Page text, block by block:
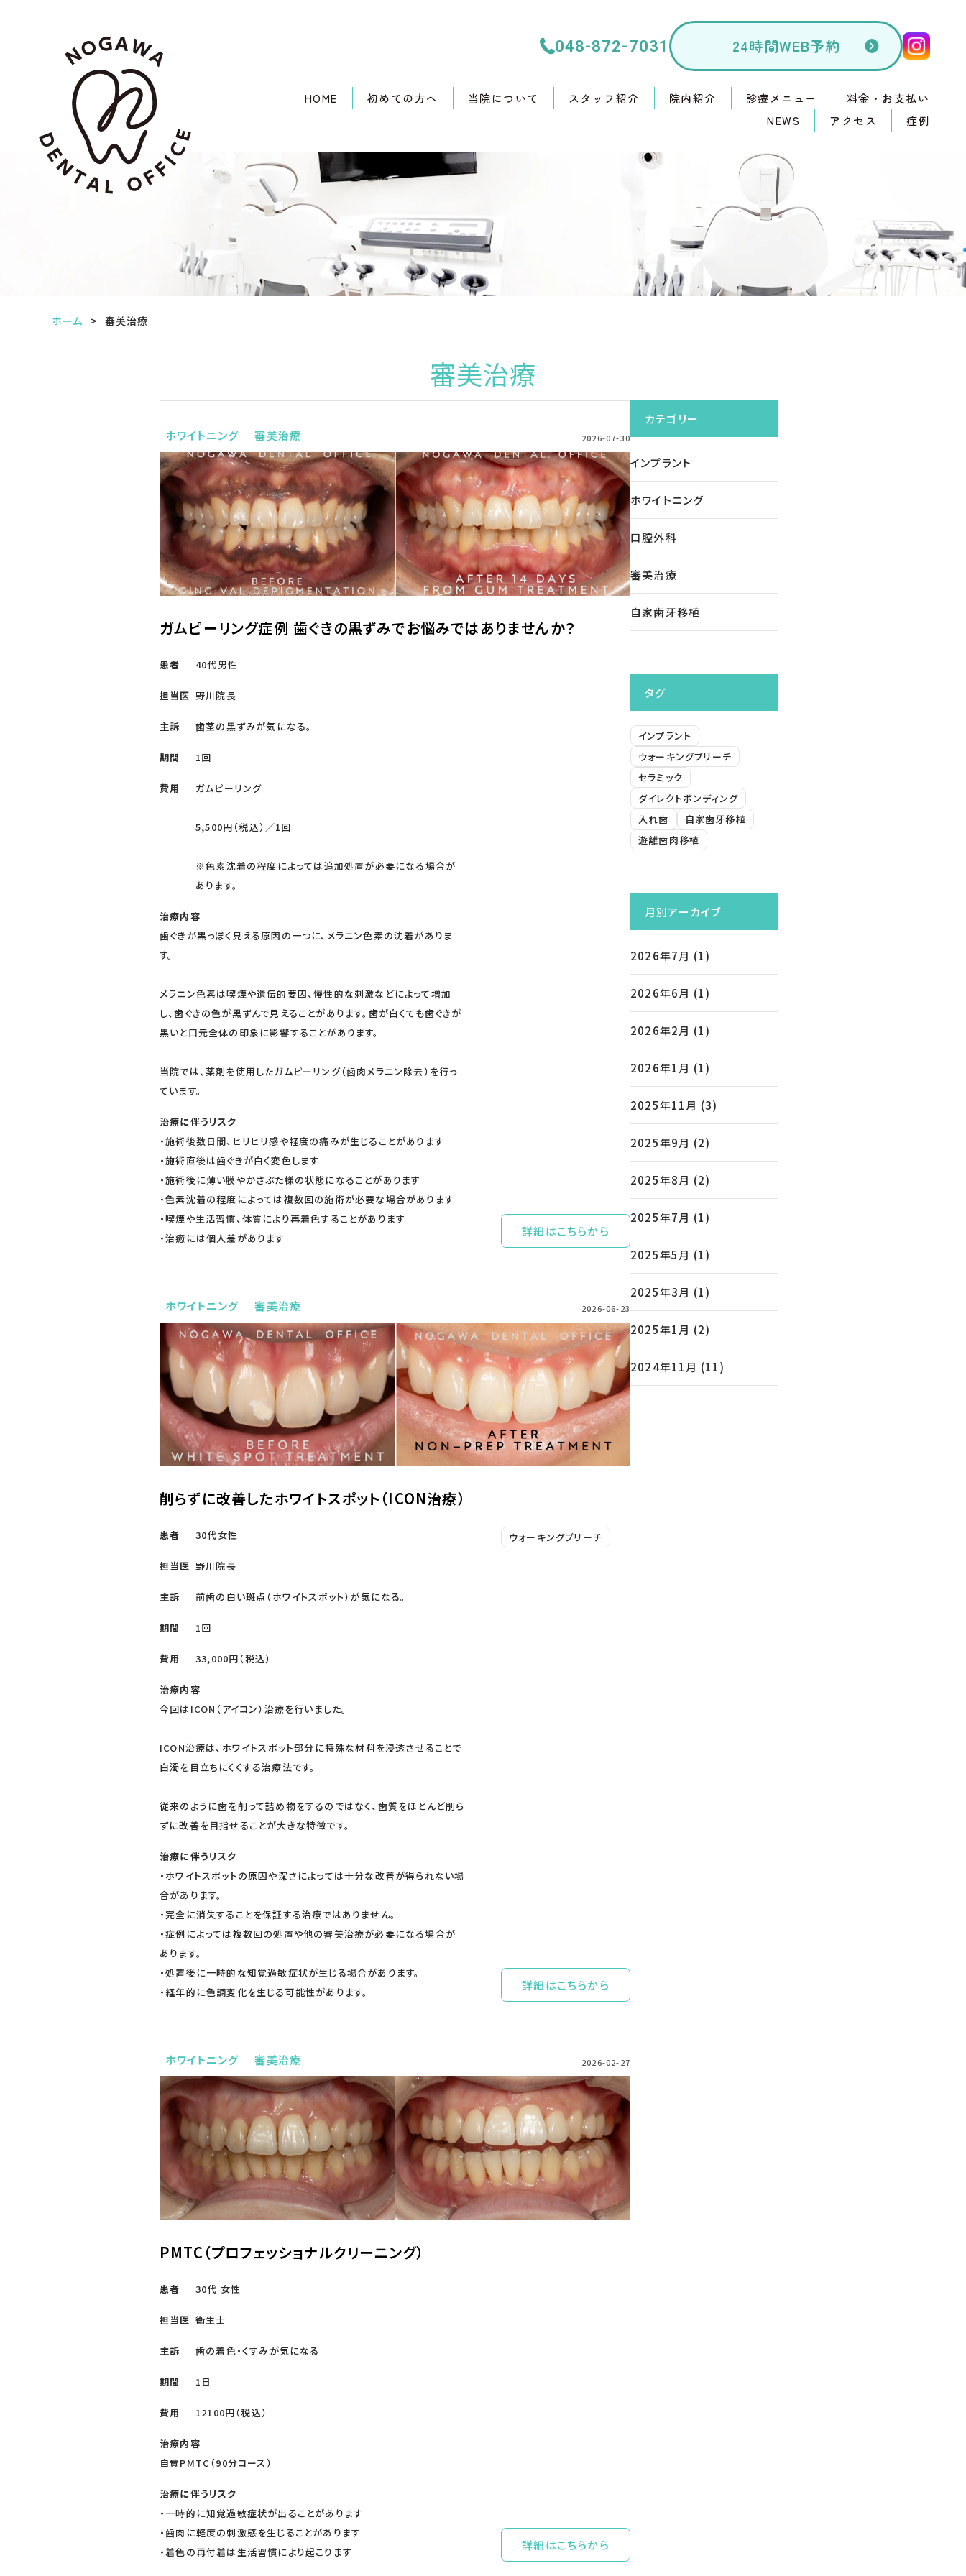
048-872-7031 24時間WEB予約
HOME 初めての方へ 当院について スタッフ紹介 院内紹介 診療メニュー
料金・お支払い
NEWS
アクセス 症例
ホーム 審美治療
審美治療
ホワイトニング 審美治療 2026-07-30
ガムピーリング症例 歯ぐきの黒ずみでお悩みではありませんか？
患者 40代男性
担当医 野川院長
主訴 歯茎の黒ずみが気になる。
期間 1回
費用 ガムピーリング
5,500円（税込）／1回
※色素沈着の程度によっては追加処置が必要になる場合が
あります。
治療内容
歯ぐきが黒っぽく見える原因の一つに、メラニン色素の沈着がありま
す。
メラニン色素は喫煙や遺伝的要因、慢性的な刺激などによって増加
し、歯ぐきの色が黒ずんで見えることがあります。歯が白くても歯ぐきが
黒いと口元全体の印象に影響することがあります。
当院では、薬剤を使用したガムピーリング（歯肉メラニン除去）を行っ
ています。
治療に伴うリスク
・施術後数日間、ヒリヒリ感や軽度の痛みが生じることがあります
・施術直後は歯ぐきが白く変色します
・施術後に薄い膜やかさぶた様の状態になることがあります
・色素沈着の程度によっては複数回の施術が必要な場合があります
・喫煙や生活習慣、体質により再着色することがあります
・治癒には個人差があります
詳細はこちらから
ホワイトニング 審美治療 2026-06-23
削らずに改善したホワイトスポット（ICON治療）
患者 30代女性
担当医 野川院長
主訴 前歯の白い斑点（ホワイトスポット）が気になる。
期間 1回
費用 33,000円（税込）
治療内容
今回はICON（アイコン）治療を行いました。
ICON治療は、ホワイトスポット部分に特殊な材料を浸透させることで
白濁を目立ちにくくする治療法です。
従来のように歯を削って詰め物をするのではなく、歯質をほとんど削ら
ずに改善を目指せることが大きな特徴です。
治療に伴うリスク
・ホワイトスポットの原因や深さによっては十分な改善が得られない場
合があります。
・完全に消失することを保証する治療ではありません。
・症例によっては複数回の処置や他の審美治療が必要になる場合が
あります。
・処置後に一時的な知覚過敏症状が生じる場合があります。
・経年的に色調変化を生じる可能性があります。
ウォーキングブリーチ
詳細はこちらから
ホワイトニング 審美治療 2026-02-27
PMTC（プロフェッショナルクリーニング）
患者 30代 女性
担当医 衛生士
主訴 歯の着色・くすみが気になる
期間 1日
費用 12100円（税込）
治療内容
自費PMTC（90分コース）
治療に伴うリスク
・一時的に知覚過敏症状が出ることがあります
・歯肉に軽度の刺激感を生じることがあります
・着色の再付着は生活習慣により起こります
詳細はこちらから
カテゴリー
インプラント
ホワイトニング
口腔外科
審美治療
自家歯牙移植
タグ
インプラント
ウォーキングブリーチ
セラミック
ダイレクトボンディング
入れ歯
自家歯牙移植
遊離歯肉移植
月別アーカイブ
2026年7月 (1)
2026年6月 (1)
2026年2月 (1)
2026年1月 (1)
2025年11月 (3)
2025年9月 (2)
2025年8月 (2)
2025年7月 (1)
2025年5月 (1)
2025年3月 (1)
2025年1月 (2)
2024年11月 (11)